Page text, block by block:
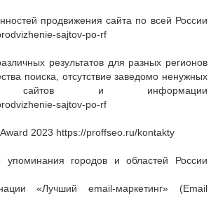
продвижения сайта по всей России
sajtov-po-rf
результатов для разных регионов
поиска, отсутствие заведомо ненужных
сайтов и информации
sajtov-po-rf
2023 https://proffseo.ru/kontakty
городов и областей России
«Лучший email-маркетинг» (Email